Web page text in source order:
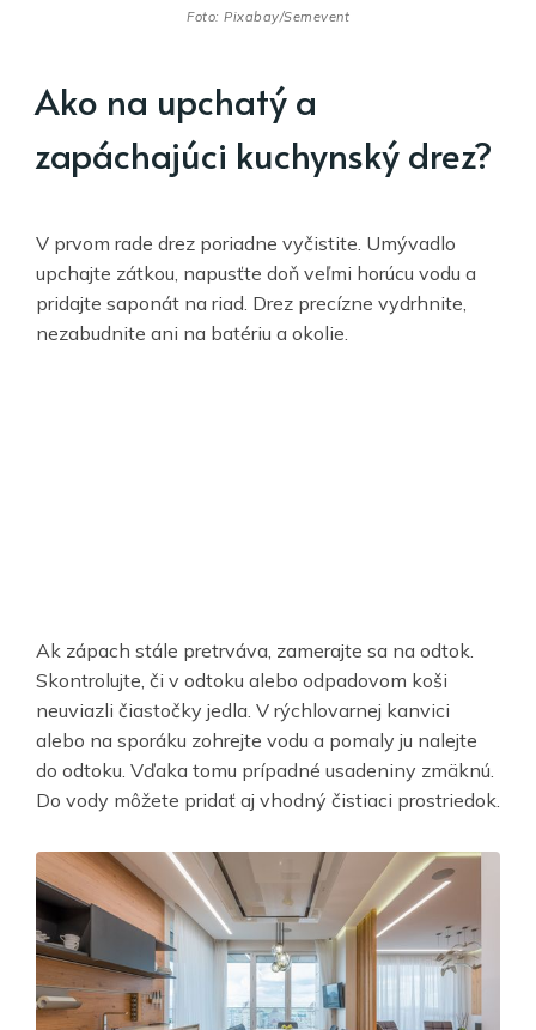
Foto: Pixabay/Semevent
Ako na upchatý a
zapáchajúci kuchynský drez?
V prvom rade drez poriadne vyčistite. Umývadlo
upchajte zátkou, napusťte doň veľmi horúcu vodu a
pridajte saponát na riad. Drez precízne vydrhnite,
nezabudnite ani na batériu a okolie.
Ak zápach stále pretrváva, zamerajte sa na odtok.
Skontrolujte, či v odtoku alebo odpadovom koši
neuviazli čiastočky jedla. V rýchlovarnej kanvici
alebo na sporáku zohrejte vodu a pomaly ju nalejte
do odtoku. Vďaka tomu prípadné usadeniny zmäknú.
Do vody môžete pridať aj vhodný čistiaci prostriedok.